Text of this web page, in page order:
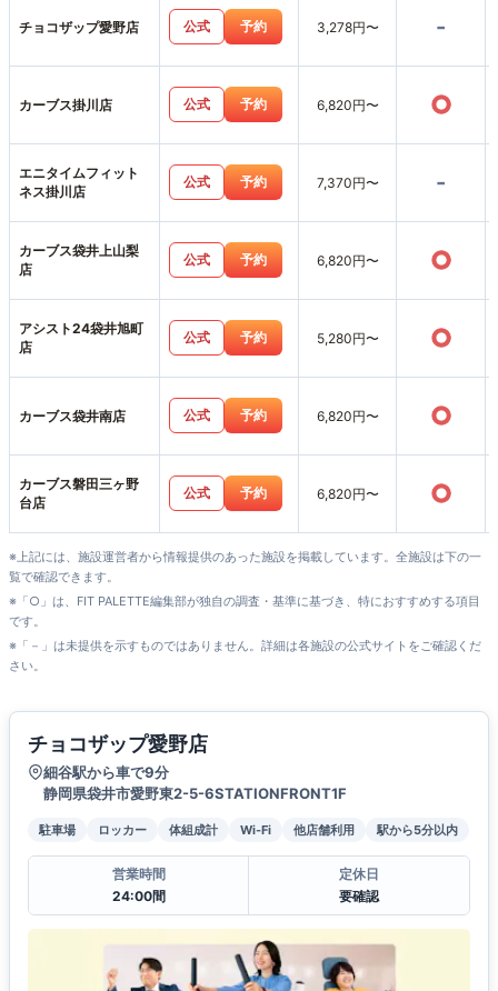
チョコザップ愛野店 公式 予約 3,278円〜 -
カーブス掛川店 公式 予約 6,820円〜 ○
エニタイムフィット
ネス掛川店
公式 予約 7,370円〜 -
カーブス袋井上山梨
店
公式 予約 6,820円〜 ○
アシスト24袋井旭町
店
公式 予約 5,280円〜 ○
カーブス袋井南店 公式 予約 6,820円〜 ○
カーブス磐田三ヶ野
台店
公式 予約 6,820円〜 ○
※上記には、施設運営者から情報提供のあった施設を掲載しています。全施設は下の一
覧で確認できます。
※「○」は、FIT PALETTE編集部が独自の調査・基準に基づき、特におすすめする項目
です。
※「－」は未提供を示すものではありません。詳細は各施設の公式サイトをご確認くだ
さい。
チョコザップ愛野店
細谷駅から車で9分
静岡県袋井市愛野東2-5-6STATIONFRONT1F
駐車場 ロッカー 体組成計 Wi-Fi 他店舗利用 駅から5分以内
営業時間
24:00間
定休日
要確認